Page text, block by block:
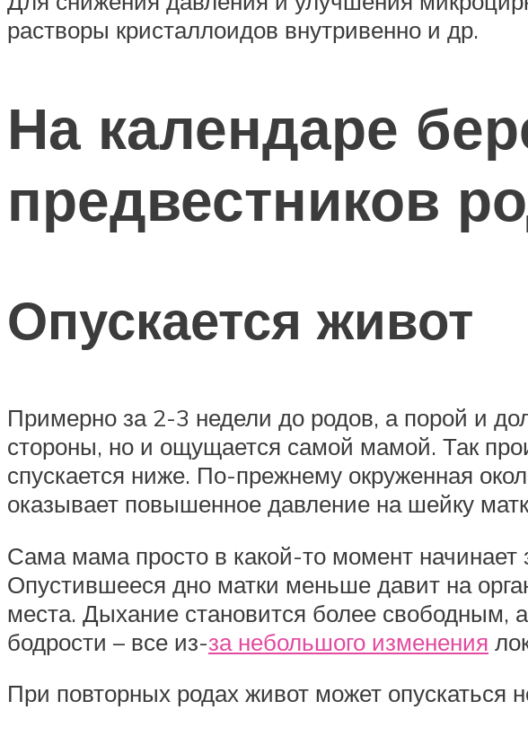
растворы кристаллоидов внутривенно и др.
На календаре
предвестников
Опускается живот
Примерно за 2-3 недели до родов, а порой и
стороны, но и ощущается самой мамой. Так
спускается ниже. По-прежнему окруженная
оказывает повышенное давление на шейку
Сама мама просто в какой-то момент начинает
Опустившееся дно матки меньше давит на
места. Дыхание становится более
бодрости – все из-за небольшого изменения
При повторных родах живот может опускаться